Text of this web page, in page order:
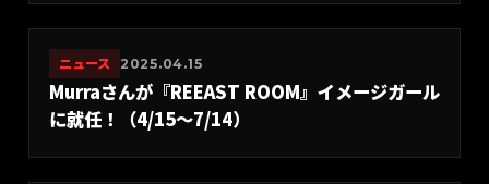
ニュース 2025.04.15
Murraさんが『REEAST ROOM』イメージガール
に就任！（4/15〜7/14）